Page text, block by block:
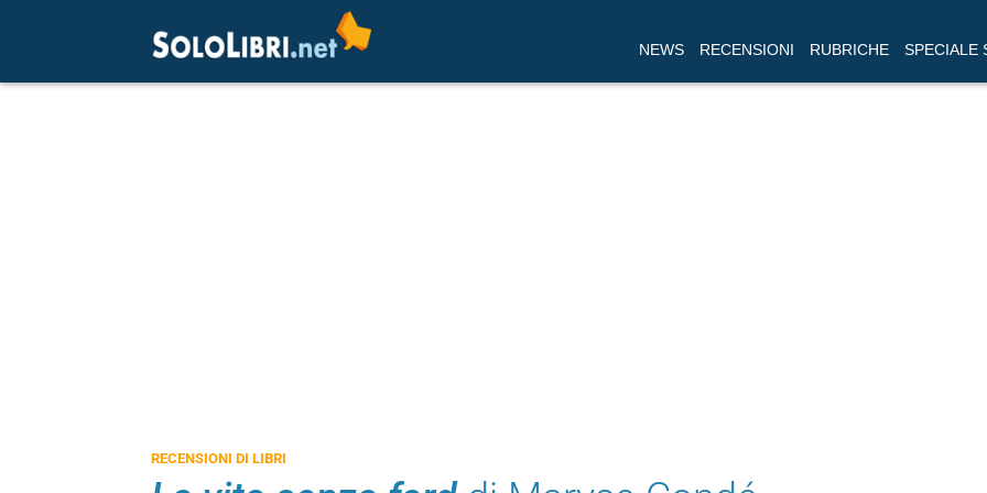
NEWS RECENSIONI RUBRICHE SPECIALE
RECENSIONI DI LIBRI